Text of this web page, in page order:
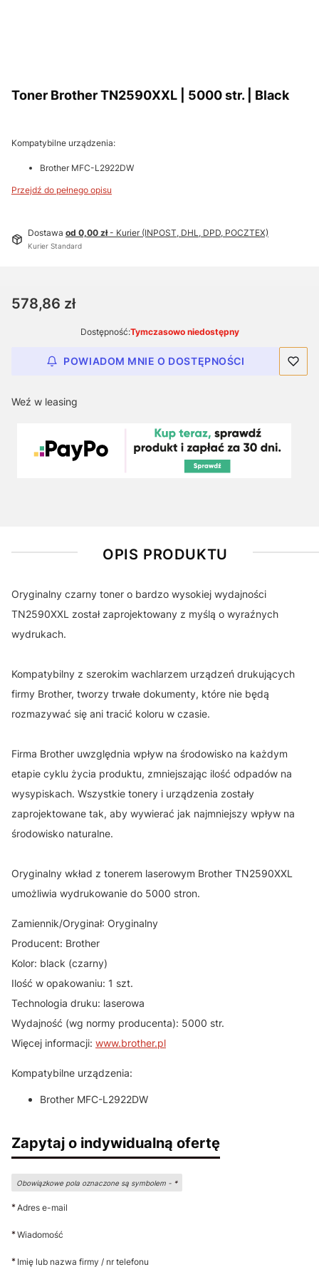
Toner Brother TN2590XXL | 5000 str. | Black
Kompatybilne urządzenia:
Brother MFC-L2922DW
Przejdź do pełnego opisu
Dostawa od 0,00 zł- Kurier (INPOST, DHL, DPD, POCZTEX)
Kurier Standard
Cena
578,86 zł
Dostępność:Tymczasowo niedostępny
POWIADOM MNIE O DOSTĘPNOŚCI
Weź w leasing
OPIS PRODUKTU
Oryginalny czarny toner o bardzo wysokiej wydajności
TN2590XXL został zaprojektowany z myślą o wyraźnych
wydrukach.
Kompatybilny z szerokim wachlarzem urządzeń drukujących
firmy Brother, tworzy trwałe dokumenty, które nie będą
rozmazywać się ani tracić koloru w czasie.
Firma Brother uwzględnia wpływ na środowisko na każdym
etapie cyklu życia produktu, zmniejszając ilość odpadów na
wysypiskach. Wszystkie tonery i urządzenia zostały
zaprojektowane tak, aby wywierać jak najmniejszy wpływ na
środowisko naturalne.
Oryginalny wkład z tonerem laserowym Brother TN2590XXL
umożliwia wydrukowanie do 5000 stron.
Zamiennik/Oryginał: Oryginalny
Producent: Brother
Kolor: black (czarny)
Ilość w opakowaniu: 1 szt.
Technologia druku: laserowa
Wydajność (wg normy producenta): 5000 str.
Więcej informacji: www.brother.pl
Kompatybilne urządzenia:
Brother MFC-L2922DW
Zapytaj o indywidualną ofertę
Obowiązkowe pola oznaczone są symbolem - *
*Adres e-mail
*Wiadomość
* Imię lub nazwa firmy / nr telefonu